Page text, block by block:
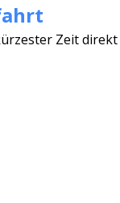
Zeit direkt